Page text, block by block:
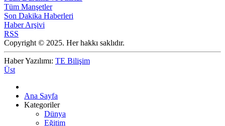
Tüm Manşetler
Son Dakika Haberleri
Haber Arşivi
RSS
Copyright © 2025. Her hakkı saklıdır.
Haber Yazılımı: TE Bilişim
Üst
Ana Sayfa
Kategoriler
Dünya
Eğitim